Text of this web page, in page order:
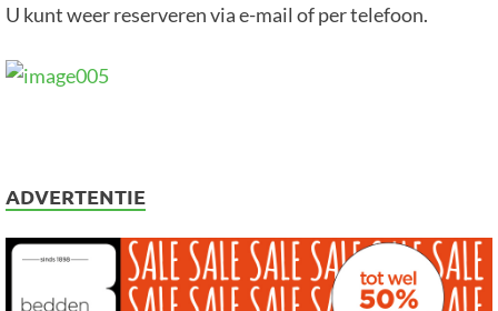
U kunt weer reserveren via e-mail of per telefoon.
ADVERTENTIE